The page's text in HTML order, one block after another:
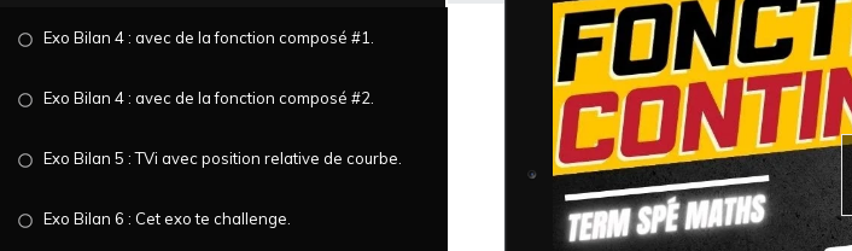
Exo Bilan 4 : avec de la fonction composé #1
Exo Bilan 4 : avec de la fonction composé #2
Exo Bilan 5 : TVi avec position relative de courbe
Exo Bilan 6 : Cet exo te challenge